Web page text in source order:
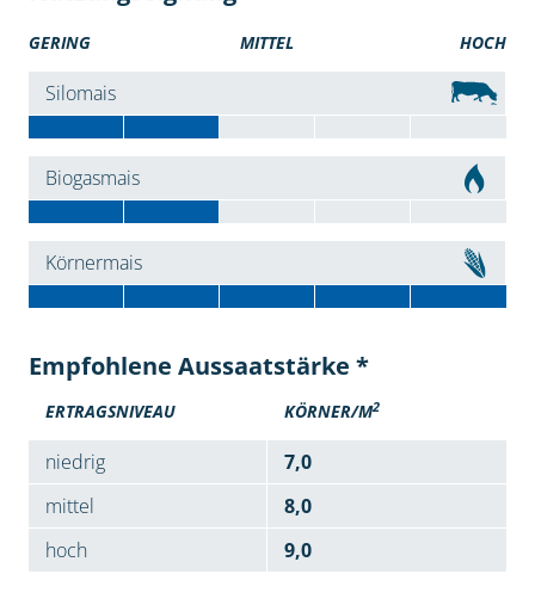
GERING MITTEL HOCH
Silomais
Biogasmais
Körnermais
Empfohlene Aussaatstärke *
ERTRAGSNIVEAU KÖRNER/M2
niedrig
7,0
mittel
8,0
hoch
9,0